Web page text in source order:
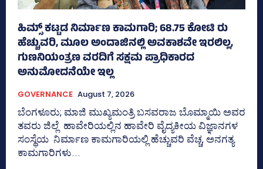
ಹಿಮ್ಸ್‌ ಕಟ್ಟಡ ನಿರ್ಮಾಣ ಕಾಮಗಾರಿ; 68.75 ಕೋಟಿ ರು
ಹೆಚ್ಚುವರಿ, ಮೂಲ ಅಂದಾಜಿನಲ್ಲಿ ಅವಕಾಶವೇ ಇರಲಿಲ್ಲ,
ಗುಣನಿಯಂತ್ರಣ ವರದಿಗೆ ಸಕ್ಷಮ ಪ್ರಾಧಿಕಾರದ
ಅನುಮೋದನೆಯೇ ಇಲ್ಲ
GOVERNANCE August 7, 2026
ಬೆಂಗಳೂರು; ಮಾಜಿ ಮುಖ್ಯಮಂತ್ರಿ ಬಸವರಾಜ ಬೊಮ್ಮಾಯಿ ಅವರ
ತವರು ಜಿಲ್ಲೆ ಹಾವೇರಿಯಲ್ಲಿನ ಹಾವೇರಿ ವೈದ್ಯಕೀಯ ವಿಜ್ಞಾನಗಳ
ಸಂಸ್ಥೆಯ ನಿರ್ಮಾಣ ಕಾಮಗಾರಿಯಲ್ಲಿ ಹೆಚ್ಚುವರಿ ವೆಚ್ಚ, ಅನಗತ್ಯ
ಕಾಮಗಾರಿಗಳು...